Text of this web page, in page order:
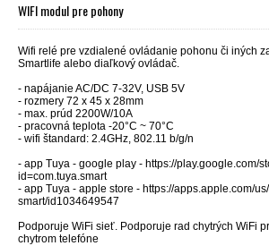
WIFI modul pre pohony
Wifi relé pre vzdialené ovládanie pohonu či iných
Smartlife alebo diaľkový ovládač.
- napájanie AC/DC 7-32V, USB 5V
- rozmery 72 x 45 x 28mm
- max. prúd 2200W/10A
- pracovná teplota -20°C ~ 70°C
- wifi štandard: 2.4GHz, 802.11 b/g/n
- app Tuya - google play - https://play.google.com/
id=com.tuya.smart
- app Tuya - apple store - https://apps.apple.com/
smart/id1034649547
Podporuje WiFi sieť. Podporuje rad chytrých WiFi
chytrom telefóne